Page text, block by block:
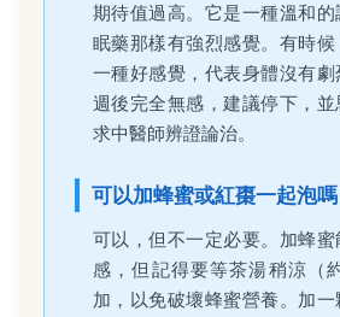
期待值過高。它是一種溫和
眠藥那樣有強烈感覺。有時
一種好感覺，代表身體沒有
週後完全無感，建議停下，
求中醫師辨證論治。
可以加蜂蜜或紅棗一起泡嗎
可以，但不一定必要。加蜂
感，但記得要等茶湯稍涼（
加，以免破壞蜂蜜營養。加